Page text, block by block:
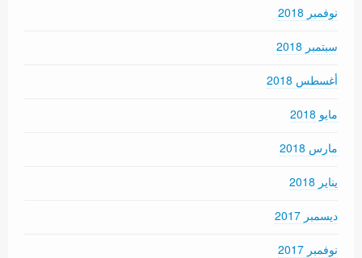
نوفمبر 2018
سبتمبر 2018
أغسطس 2018
مايو 2018
مارس 2018
يناير 2018
ديسمبر 2017
نوفمبر 2017